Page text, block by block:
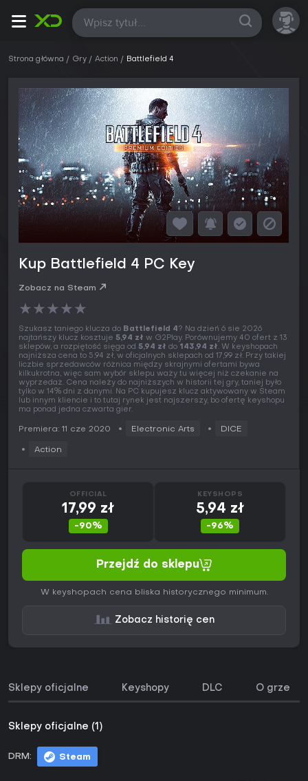
Wszystkie
Strona główna Gry Action Battlefield 4
Kup Battlefield 4 PC Key
Zobacz na Steam
★★★★★
Szukasz taniego klucza do Battlefield 4? Na dzień 6 sie 2026
najtańszy klucz kosztuje 5,94 zł w G2Play. Porównujemy 40 ofert z 13
sklepów, a rozpiętość sięga od 5,94 zł do 143,94 zł. W keyshopach
najniższa cena to 5,94 zł, w oficjalnych sklepach od 17,99 zł. Przy takiej
liczbie sprzedawców różnica między skrajnymi ofertami bywa
kilkukrotna, więc sam wybór sklepu waży tu więcej niż czekanie na
wyprzedaż. Cena należy do najniższych w historii tej gry, taniej było
tylko w 14% dni z danymi. Na PC kupujesz klucz aktywowany w Steam
lub innym kliencie i to tutaj rynek jest najszerszy, bo ofertę keyshopu
ma ponad jedna czwarta gier.
Premiera: 11 cze 2020 Electronic Arts DICE
Action
OFFICIAL
17,99 zł
-90%
KEYSHOPS
5,94 zł
-96%
Przejdź do sklepu
W keyshopach cena bliska historycznego minimum.
Zobacz historię cen
Sklepy oficjalne Keyshopy DLC O grze
Sklepy oficjalne (1)
DRM: Steam